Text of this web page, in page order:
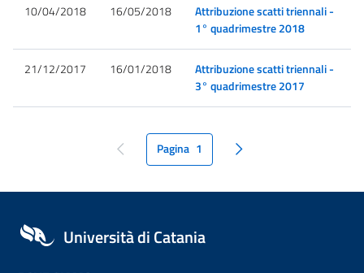
10/04/2018 16/05/2018
Attribuzione scatti triennali -
1° quadrimestre 2018
21/12/2017 16/01/2018
Attribuzione scatti triennali -
3° quadrimestre 2017
pagina precedente
Pagina 1 pagina seguente
Università di Catania